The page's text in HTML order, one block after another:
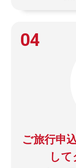
04
ご旅行申
して